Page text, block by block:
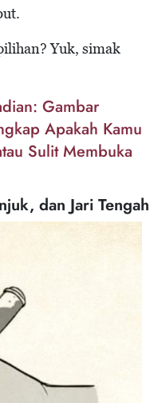
Yuk, simak
Gambar
Apakah Kamu
Sulit Membuka
dan Jari Tengah